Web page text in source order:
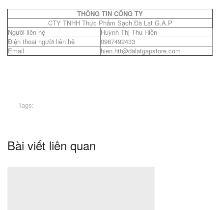
THÔNG TIN CÔNG TY
CTY TNHH Thực Phẩm Sạch Đà Lạt G.A.P
Người liên hệ
Huỳnh Thị Thu Hiền
Điện thoai người liên hệ
0987492433
Email
hien.htt@dalatgapstore.com
Tags:
Bài viết liên quan